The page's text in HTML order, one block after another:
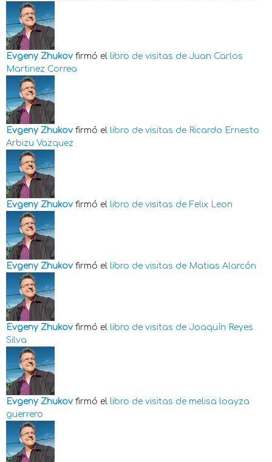
Evgeny Zhukov firmó el libro de visitas de Juan Carlos
Martinez Correa
Evgeny Zhukov firmó el libro de visitas de Ricardo Ernesto
Arbizu Vazquez
Evgeny Zhukov firmó el libro de visitas de Felix Leon
Evgeny Zhukov firmó el libro de visitas de Matias Alarcón
Evgeny Zhukov firmó el libro de visitas de Joaquín Reyes
Silva
Evgeny Zhukov firmó el libro de visitas de melisa loayza
guerrero